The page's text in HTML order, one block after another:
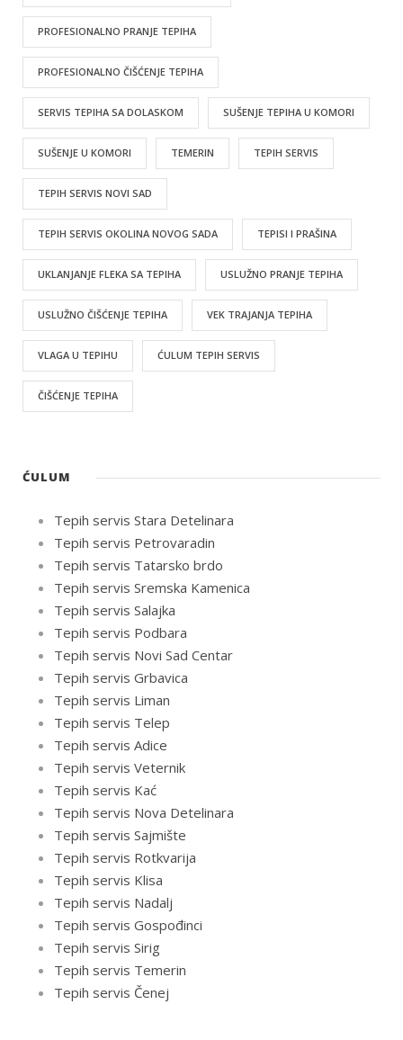
PROFESIONALNO PRANJE TEPIHA
PROFESIONALNO ČIŠĆENJE TEPIHA
SERVIS TEPIHA SA DOLASKOM SUŠENJE TEPIHA U KOMORI
SUŠENJE U KOMORI TEMERIN TEPIH SERVIS
TEPIH SERVIS NOVI SAD
TEPIH SERVIS OKOLINA NOVOG SADA TEPISI I PRAŠINA
UKLANJANJE FLEKA SA TEPIHA USLUŽNO PRANJE TEPIHA
USLUŽNO ČIŠĆENJE TEPIHA VEK TRAJANJA TEPIHA
VLAGA U TEPIHU ĆULUM TEPIH SERVIS
ČIŠĆENJE TEPIHA
ĆULUM
Tepih servis Stara Detelinara
Tepih servis Petrovaradin
Tepih servis Tatarsko brdo
Tepih servis Sremska Kamenica
Tepih servis Salajka
Tepih servis Podbara
Tepih servis Novi Sad Centar
Tepih servis Grbavica
Tepih servis Liman
Tepih servis Telep
Tepih servis Adice
Tepih servis Veternik
Tepih servis Kać
Tepih servis Nova Detelinara
Tepih servis Sajmište
Tepih servis Rotkvarija
Tepih servis Klisa
Tepih servis Nadalj
Tepih servis Gospođinci
Tepih servis Sirig
Tepih servis Temerin
Tepih servis Čenej